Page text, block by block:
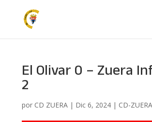
El Olivar 0 – Zuera
2
por CD ZUERA| Dic 6, 2024| CD-ZUERA